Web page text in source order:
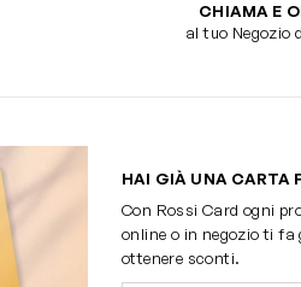
CHIAMA E
al tuo Negozio
HAI GIÀ UNA CARTA
Con Rossi Card ogni
online o in negozio ti fa
ottenere sconti.